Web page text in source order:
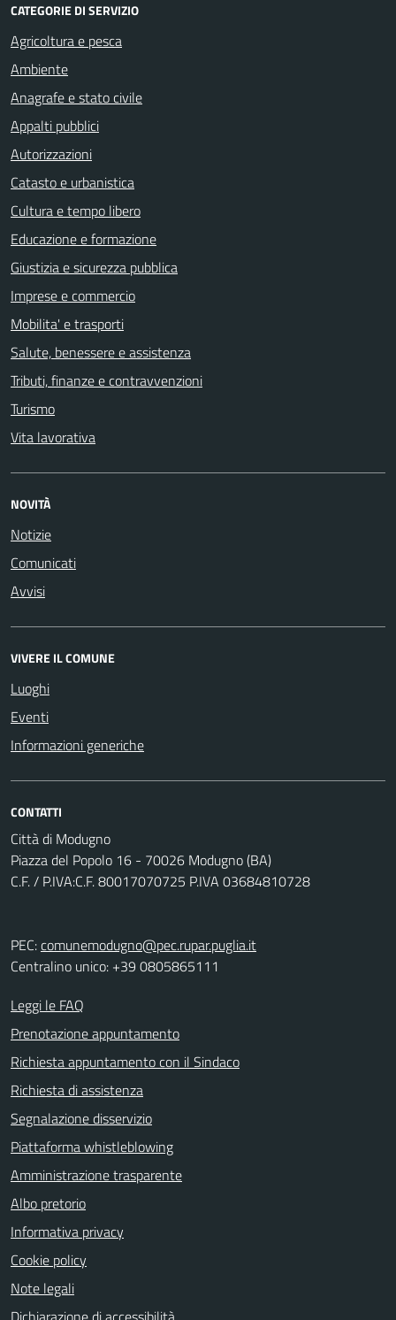
CATEGORIE DI SERVIZIO
Agricoltura e pesca
Ambiente
Anagrafe e stato civile
Appalti pubblici
Autorizzazioni
Catasto e urbanistica
Cultura e tempo libero
Educazione e formazione
Giustizia e sicurezza pubblica
Imprese e commercio
Mobilita' e trasporti
Salute, benessere e assistenza
Tributi, finanze e contravvenzioni
Turismo
Vita lavorativa
NOVITÀ
Notizie
Comunicati
Avvisi
VIVERE IL COMUNE
Luoghi
Eventi
Informazioni generiche
CONTATTI
Città di Modugno
Piazza del Popolo 16 - 70026 Modugno (BA)
C.F. / P.IVA:C.F. 80017070725 P.IVA 03684810728
PEC:comunemodugno@pec.rupar.puglia.it
Centralino unico: +39 0805865111
Leggi le FAQ
Prenotazione appuntamento
Richiesta appuntamento con il Sindaco
Richiesta di assistenza
Segnalazione disservizio
Piattaforma whistleblowing
Amministrazione trasparente
Albo pretorio
Informativa privacy
Cookie policy
Note legali